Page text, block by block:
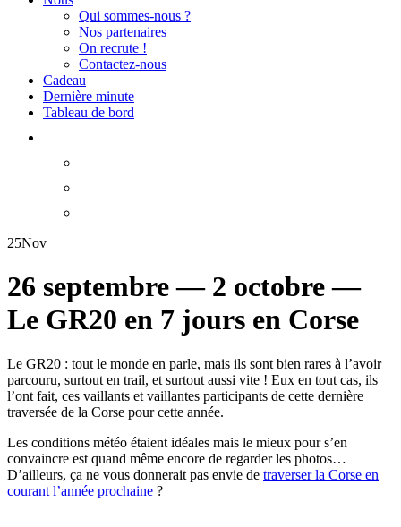
Qui sommes-nous ?
Nos partenaires
On recrute !
Contactez-nous
Cadeau
Dernière minute
Tableau de bord
25Nov
26 septembre — 2 octobre —
Le GR20 en 7 jours en Corse
Le GR20 : tout le monde en parle, mais ils sont bien rares à l’avoir
parcouru, surtout en trail, et surtout aussi vite ! Eux en tout cas, ils
l’ont fait, ces vaillants et vaillantes participants de cette dernière
traversée de la Corse pour cette année.
Les conditions météo étaient idéales mais le mieux pour s’en
convaincre est quand même encore de regarder les photos…
D’ailleurs, ça ne vous donnerait pas envie de traverser la Corse en
courant l’année prochaine ?